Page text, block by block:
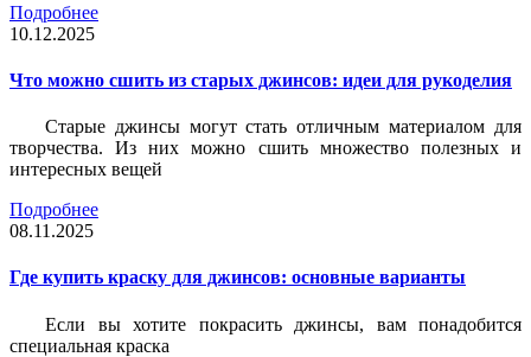
Подробнее
10.12.2025
Что можно сшить из старых джинсов: идеи для рукоделия
Старые джинсы могут стать отличным материалом для
творчества. Из них можно сшить множество полезных и
интересных вещей
Подробнее
08.11.2025
Где купить краску для джинсов: основные варианты
Если вы хотите покрасить джинсы, вам понадобится
специальная краска